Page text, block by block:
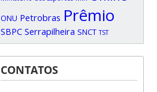
ONU Petrobras Prêmio
SBPC Serrapilheira SNCT TST
CONTATOS